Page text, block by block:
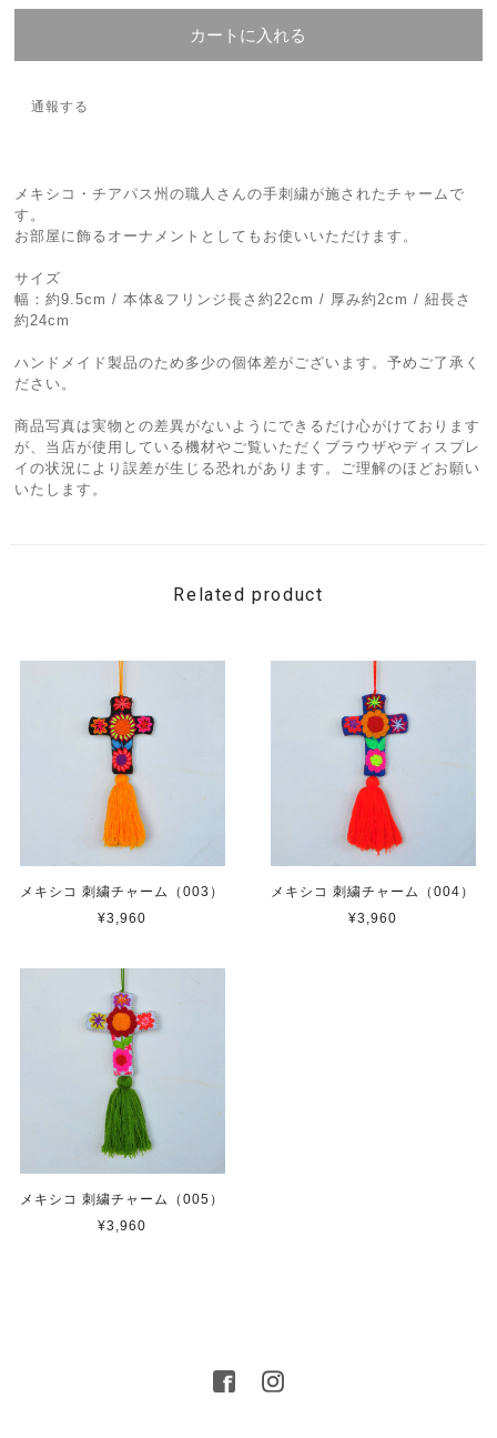
カートに入れる
通報する
メキシコ・チアパス州の職人さんの手刺繍が施されたチャームで
す。
お部屋に飾るオーナメントとしてもお使いいただけます。
サイズ
幅：約9.5cm / 本体&フリンジ長さ約22cm / 厚み約2cm / 紐長さ
約24cm
ハンドメイド製品のため多少の個体差がございます。予めご了承く
ださい。
商品写真は実物との差異がないようにできるだけ心がけております
が、当店が使用している機材やご覧いただくブラウザやディスプレ
イの状況により誤差が生じる恐れがあります。ご理解のほどお願い
いたします。
Related product
メキシコ 刺繍チャーム（003）
¥3,960
メキシコ 刺繍チャーム（004）
¥3,960
メキシコ 刺繍チャーム（005）
¥3,960